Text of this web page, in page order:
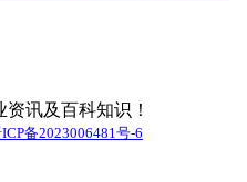
讯及百科知识！
备2023006481号-6